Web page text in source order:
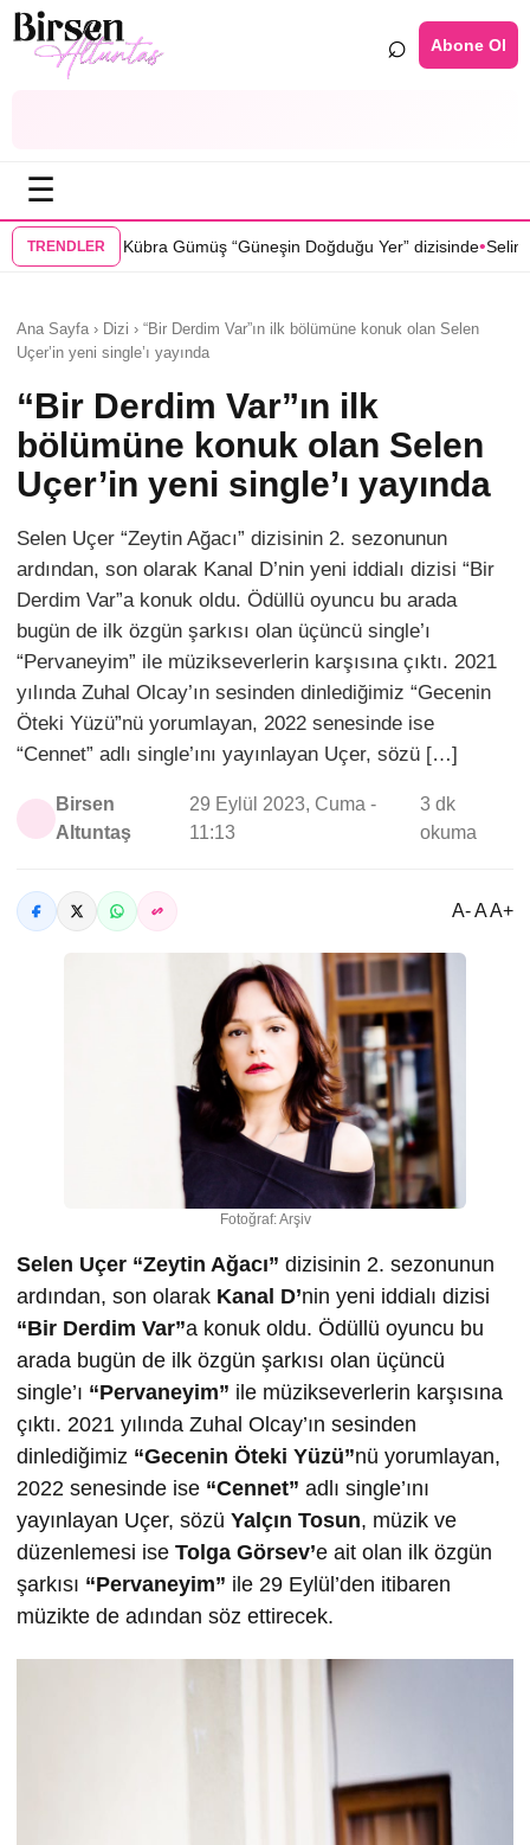
⌕ Abone Ol
☰
TRENDLER
“Güneşin Doğduğu Yer” dizisinde•Selin Türkmen “Karma”
Ana Sayfa › Dizi › “Bir Derdim Var”ın ilk bölümüne konuk olan Selen
Uçer’in yeni single’ı yayında
“Bir Derdim Var”ın ilk
bölümüne konuk olan Selen
Uçer’in yeni single’ı yayında
Selen Uçer “Zeytin Ağacı” dizisinin 2. sezonunun
ardından, son olarak Kanal D’nin yeni iddialı dizisi “Bir
Derdim Var”a konuk oldu. Ödüllü oyuncu bu arada
bugün de ilk özgün şarkısı olan üçüncü single’ı
“Pervaneyim” ile müzikseverlerin karşısına çıktı. 2021
yılında Zuhal Olcay’ın sesinden dinlediğimiz “Gecenin
Öteki Yüzü”nü yorumlayan, 2022 senesinde ise
“Cennet” adlı single’ını yayınlayan Uçer, sözü […]
Birsen
Altuntaş
29 Eylül 2023, Cuma -
11:13
3 dk
okuma
A- A A+
Fotoğraf: Arşiv
Selen Uçer “Zeytin Ağacı” dizisinin 2. sezonunun
ardından, son olarak Kanal D’nin yeni iddialı dizisi
“Bir Derdim Var”a konuk oldu. Ödüllü oyuncu bu
arada bugün de ilk özgün şarkısı olan üçüncü
single’ı “Pervaneyim” ile müzikseverlerin karşısına
çıktı. 2021 yılında Zuhal Olcay’ın sesinden
dinlediğimiz “Gecenin Öteki Yüzü”nü yorumlayan,
2022 senesinde ise “Cennet” adlı single’ını
yayınlayan Uçer, sözü Yalçın Tosun, müzik ve
düzenlemesi ise Tolga Görsev’e ait olan ilk özgün
şarkısı “Pervaneyim” ile 29 Eylül’den itibaren
müzikte de adından söz ettirecek.